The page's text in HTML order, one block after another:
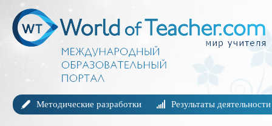
Методические разработки Результаты деятельности